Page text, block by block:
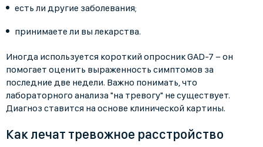
есть ли другие заболевания;
принимаете ли вы лекарства.
Иногда используется короткий опросник GAD-7 − он
помогает оценить выраженность симптомов за
последние две недели. Важно понимать, что
лабораторного анализа "на тревогу" не существует.
Диагноз ставится на основе клинической картины.
Как лечат тревожное расстройство